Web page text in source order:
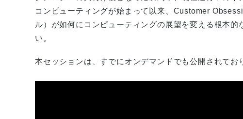
コンピューティングが始まって以来、Customer
ル）が如何にコンピューティングの展望を変える根本
い。
本セッションは、すでにオンデマンドでも公開されてお